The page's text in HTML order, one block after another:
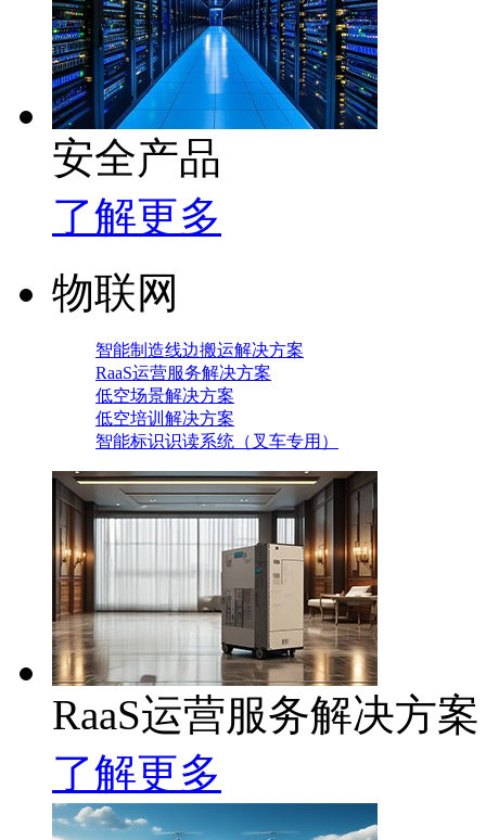
安全产品
了解更多
物联网
智能制造线边搬运解决方案
RaaS运营服务解决方案
低空场景解决方案
低空培训解决方案
智能标识识读系统（叉车专用）
RaaS运营服务解决方案
了解更多